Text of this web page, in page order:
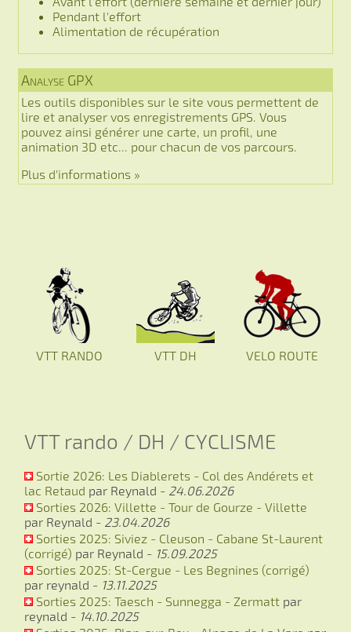
Pendant l'effort
Alimentation de récupération
Analyse GPX
Les outils disponibles sur le site vous permettent de
lire et analyser vos enregistrements GPS. Vous
pouvez ainsi générer une carte, un profil, une
animation 3D etc... pour chacun de vos parcours.
Plus d'informations »
VTT RANDO VTT DH VELO ROUTE
VTT rando / DH / CYCLISME
Sortie 2026: Les Diablerets - Col des Andérets et
lac Retaud par Reynald - 24.06.2026
Sorties 2026: Villette - Tour de Gourze - Villette
par Reynald - 23.04.2026
Sorties 2025: Siviez - Cleuson - Cabane St-Laurent
(corrigé) par Reynald - 15.09.2025
Sorties 2025: St-Cergue - Les Begnines (corrigé)
par reynald - 13.11.2025
Sorties 2025: Taesch - Sunnegga - Zermatt par
reynald - 14.10.2025